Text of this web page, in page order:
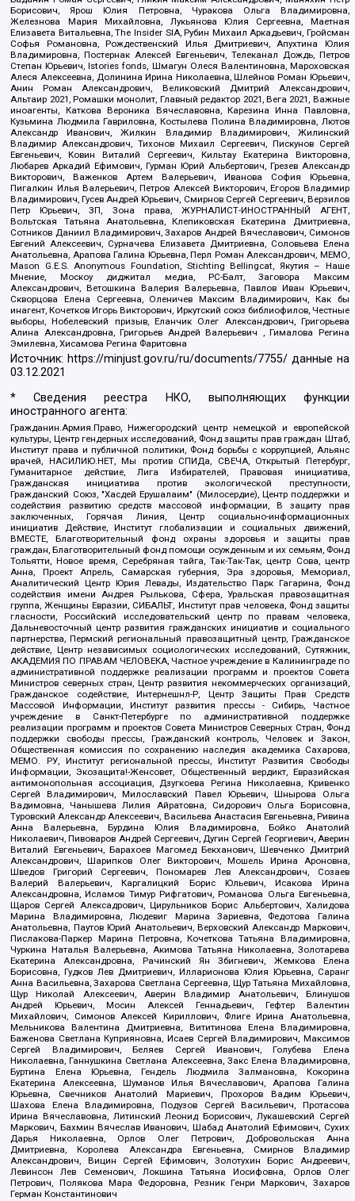
Борисович, Ярош Юлия Петровна, Чуракова Ольга Владимировна,
Железнова Мария Михайловна, Лукьянова Юлия Сергеевна, Маетная
Елизавета Витальевна, The Insider SIA, Рубин Михаил Аркадьевич, Гройсман
Софья Романовна, Рождественский Илья Дмитриевич, Апухтина Юлия
Владимировна, Постернак Алексей Евгеньевич, Телеканал Дождь, Петров
Степан Юрьевич, Istories fonds, Шмагун Олеся Валентиновна, Мароховская
Алеся Алексеевна, Долинина Ирина Николаевна, Шлейнов Роман Юрьевич,
Анин Роман Александрович, Великовский Дмитрий Александрович,
Альтаир 2021, Ромашки монолит, Главный редактор 2021, Вега 2021, Важные
иноагенты, Каткова Вероника Вячеславовна, Карезина Инна Павловна,
Кузьмина Людмила Гавриловна, Костылева Полина Владимировна, Лютов
Александр Иванович, Жилкин Владимир Владимирович, Жилинский
Владимир Александрович, Тихонов Михаил Сергеевич, Пискунов Сергей
Евгеньевич, Ковин Виталий Сергеевич, Кильтау Екатерина Викторовна,
Любарев Аркадий Ефимович, Гурман Юрий Альбертович, Грезев Александр
Викторович, Важенков Артем Валерьевич, Иванова София Юрьевна,
Пигалкин Илья Валерьевич, Петров Алексей Викторович, Егоров Владимир
Владимирович, Гусев Андрей Юрьевич, Смирнов Сергей Сергеевич, Верзилов
Петр Юрьевич, ЗП, Зона права, ЖУРНАЛИСТ-ИНОСТРАННЫЙ АГЕНТ,
Вольтская Татьяна Анатольевна, Клепиковская Екатерина Дмитриевна,
Сотников Даниил Владимирович, Захаров Андрей Вячеславович, Симонов
Евгений Алексеевич, Сурначева Елизавета Дмитриевна, Соловьева Елена
Анатольевна, Арапова Галина Юрьевна, Перл Роман Александрович, МЕМО,
Mason G.E.S. Anonymous Foundation, Stichting Bellingcat, Якутия – Наше
Мнение, Москоу диджитал медиа, РС-Балт, Заговора Максим
Александрович, Ветошкина Валерия Валерьевна, Павлов Иван Юрьевич,
Скворцова Елена Сергеевна, Оленичев Максим Владимирович, Как бы
инагент, Кочетков Игорь Викторович, Иркутский союз библиофилов, Честные
выборы, Нобелевский призыв, Еланчик Олег Александрович, Григорьева
Алина Александровна, Григорьев Андрей Валерьевич , Гималова Регина
Эмилевна, Хисамова Регина Фаритовна
Источник: https://minjust.gov.ru/ru/documents/7755/ данные на
03.12.2021
* Сведения реестра НКО, выполняющих функции
иностранного агента:
Гражданин.Армия.Право, Нижегородский центр немецкой и европейской
культуры, Центр гендерных исследований, Фонд защиты прав граждан Штаб,
Институт права и публичной политики, Фонд борьбы с коррупцией, Альянс
врачей, НАСИЛИЮ.НЕТ, Мы против СПИДа, СВЕЧА, Открытый Петербург,
Гуманитарное действие, Лига Избирателей, Правовая инициатива,
Гражданская инициатива против экологической преступности,
Гражданский Союз, "Хасдей Ерушалаим" (Милосердие), Центр поддержки и
содействия развитию средств массовой информации, В защиту прав
заключенных, Горячая Линия, Центр социально-информационных
инициатив Действие, Институт глобализации и социальных движений,
ВМЕСТЕ, Благотворительный фонд охраны здоровья и защиты прав
граждан, Благотворительный фонд помощи осужденным и их семьям, Фонд
Тольятти, Новое время, Серебряная тайга, Так-Так-Так, центр Сова, центр
Анна, Проект Апрель, Самарская губерния, Эра здоровья, Мемориал,
Аналитический Центр Юрия Левады, Издательство Парк Гагарина, Фонд
содействия имени Андрея Рылькова, Сфера, Уральская правозащитная
группа, Женщины Евразии, СИБАЛЬТ, Институт прав человека, Фонд защиты
гласности, Российский исследовательский центр по правам человека,
Дальневосточный центр развития гражданских инициатив и социального
партнерства, Пермский региональный правозащитный центр, Гражданское
действие, Центр независимых социологических исследований, Сутяжник,
АКАДЕМИЯ ПО ПРАВАМ ЧЕЛОВЕКА, Частное учреждение в Калининграде по
административной поддержке реализации программ и проектов Совета
Министров северных стран, Центр развития некоммерческих организаций,
Гражданское содействие, Интернешнл-Р, Центр Защиты Прав Средств
Массовой Информации, Институт развития прессы - Сибирь, Частное
учреждение в Санкт-Петербурге по административной поддержке
реализации программ и проектов Совета Министров Северных Стран, Фонд
поддержки свободы прессы, Гражданский контроль, Человек и Закон,
Общественная комиссия по сохранению наследия академика Сахарова,
МЕМО. РУ, Институт региональной прессы, Институт Развития Свободы
Информации, Экозащита!-Женсовет, Общественный вердикт, Евразийская
антимонопольная ассоциация, Дзугкоева Регина Николаевна, Кривенко
Сергей Владимирович, Милославский Павел Юрьевич, Шнырова Ольга
Вадимовна, Чанышева Лилия Айратовна, Сидорович Ольга Борисовна,
Туровский Александр Алексеевич, Васильева Анастасия Евгеньевна, Ривина
Анна Валерьевна, Бурдина Юлия Владимировна, Бойко Анатолий
Николаевич, Пивоваров Андрей Сергеевич, Дугин Сергей Георгиевич, Аверин
Виталий Евгеньевич, Барахоев Магомед Бекханович, Шевченко Дмитрий
Александрович, Шарипков Олег Викторович, Мошель Ирина Ароновна,
Шведов Григорий Сергеевич, Пономарев Лев Александрович, Созаев
Валерий Валерьевич, Каргалицкий Борис Юльевич, Исакова Ирина
Александровна, Исламов Тимур Рифгатович, Романова Ольга Евгеньевна,
Щаров Сергей Алексадрович, Цирульников Борис Альбертович, Халидова
Марина Владимировна, Людевиг Марина Зариевна, Федотова Галина
Анатольевна, Паутов Юрий Анатольевич, Верховский Александр Маркович,
Пислакова-Паркер Марина Петровна, Кочеткова Татьяна Владимировна,
Чуркина Наталья Валерьевна, Акимова Татьяна Николаевна, Золотарева
Екатерина Александровна, Рачинский Ян Збигневич, Жемкова Елена
Борисовна, Гудков Лев Дмитриевич, Илларионова Юлия Юрьевна, Саранг
Анна Васильевна, Захарова Светлана Сергеевна, Щур Татьяна Михайловна,
Щур Николай Алексеевич, Аверин Владимир Анатольевич, Блинушов
Андрей Юрьевич, Мосин Алексей Геннадьевич, Гефтер Валентин
Михайлович, Симонов Алексей Кириллович, Флиге Ирина Анатольевна,
Мельникова Валентина Дмитриевна, Вититинова Елена Владимировна,
Баженова Светлана Куприяновна, Исаев Сергей Владимирович, Максимов
Сергей Владимирович, Беляев Сергей Иванович, Голубева Елена
Николаевна, Ганнушкина Светлана Алексеевна, Закс Елена Владимировна,
Буртина Елена Юрьевна, Гендель Людмила Залмановна, Кокорина
Екатерина Алексеевна, Шуманов Илья Вячеславович, Арапова Галина
Юрьевна, Свечников Анатолий Мариевич, Прохоров Вадим Юрьевич,
Шахова Елена Владимировна, Подузов Сергей Васильевич, Протасова
Ирина Вячеславовна, Литинский Леонид Борисович, Лукашевский Сергей
Маркович, Бахмин Вячеслав Иванович, Шабад Анатолий Ефимович, Сухих
Дарья Николаевна, Орлов Олег Петрович, Добровольская Анна
Дмитриевна, Королева Александра Евгеньевна, Смирнов Владимир
Александрович, Вицин Сергей Ефимович, Золотухин Борис Андреевич,
Левинсон Лев Семенович, Локшина Татьяна Иосифовна, Орлов Олег
Петрович, Полякова Мара Федоровна, Резник Генри Маркович, Захаров
Герман Константинович